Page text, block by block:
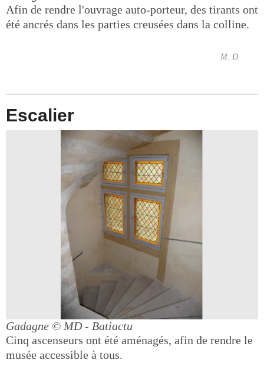
Afin de rendre l'ouvrage auto-porteur, des tirants ont
été ancrés dans les parties creusées dans la colline.
M. D.
Escalier
Gadagne © MD - Batiactu
Cinq ascenseurs ont été aménagés, afin de rendre le
musée accessible à tous.